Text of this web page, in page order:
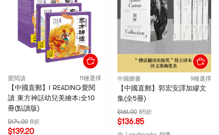
愛閱讀 11種選擇
【中國直郵】I READING愛閱
讀 東方神話幼兒美繪本:全10
冊(點讀版)
$174.00 8折
$139.20
中國圖書 9種選擇
【中國直郵】郭宏安譯加繆文
集(全5冊)
$161.00 85折
$136.85